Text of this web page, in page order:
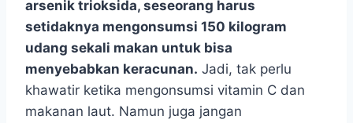
arsenik trioksida, seseorang harus
setidaknya mengonsumsi 150 kilogram
udang sekali makan untuk bisa
menyebabkan keracunan. Jadi, tak perlu
khawatir ketika mengonsumsi vitamin C dan
makanan laut. Namun juga jangan